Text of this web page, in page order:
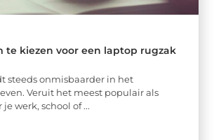
te kiezen voor een laptop rugzak
steeds onmisbaarder in het
Veruit het meest populair als
werk, school of ...